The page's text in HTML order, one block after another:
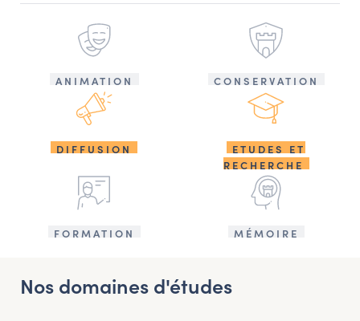
ANIMATION CONSERVATION
DIFFUSION
ETUDES ET
RECHERCHE
FORMATION MÉMOIRE
Nos domaines d'études